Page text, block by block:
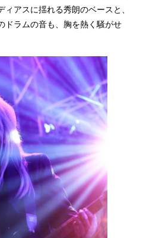
アスに揺れる秀朗のベースと、
ドラムの音も、胸を熱く騒がせ